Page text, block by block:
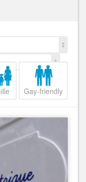
Gay-friendly